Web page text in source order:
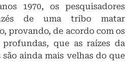
1970, os pesquisadores
de uma tribo matar
provando, de acordo com os
profundas, que as raízes da
ainda mais velhas do que